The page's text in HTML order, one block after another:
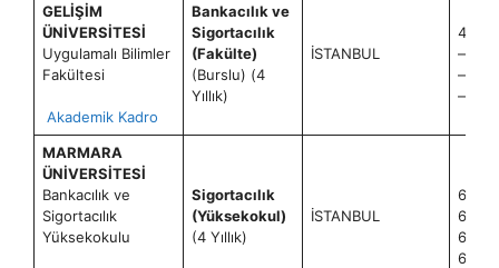
GELİŞİM
ÜNİVERSİTESİ
Uygulamalı Bilimler
Fakültesi
Akademik Kadro
Bankacılık ve
Sigortacılık
(Fakülte)
(Burslu) (4
Yıllık)
İSTANBUL
4+0
—
—
—
MARMARA
ÜNİVERSİTESİ
Bankacılık ve
Sigortacılık
Yüksekokulu
Sigortacılık
(Yüksekokul)
(4 Yıllık)
İSTANBUL
60+2
60+2
60+2
60+2